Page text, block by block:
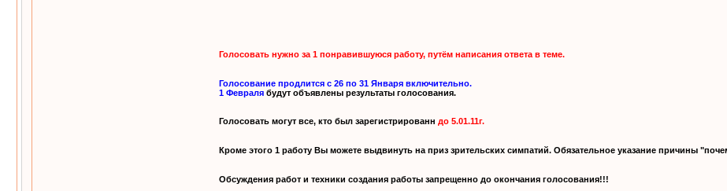
Голосовать нужно за 1 понравившуюся работу, путём написания ответа в теме.
Голосование продлится с 26 по 31 Января включительно.
1 Февралябудут объявлены результаты голосования.
Голосовать могут все, кто был зарегистрированн до 5.01.11г.
Кроме этого 1 работу Вы можете выдвинуть на приз зрительских симпатий. Обязательное указание причины
Обсуждения работ и техники создания работы запрещенно до окончания голосования!!!